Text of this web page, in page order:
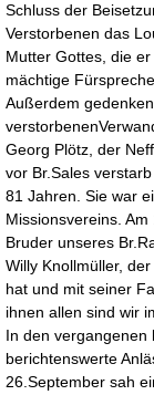
Schluss der
Verstorbenen das
Mutter Gottes, die
mächtige
Außerdem
Georg Plötz, der
vor Br.Sales
81 Jahren. Sie war
Missionsvereins.
Bruder unseres
Willy Knollmüller,
hat und mit seiner
ihnen allen sind wir
In den vergangenen
berichtenswerte
26.September sah